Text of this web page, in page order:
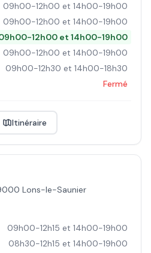
09h00-12h00 et 14h00-19h00
09h00-12h00 et 14h00-19h00
12h00 et 14h00-19h00
09h00-12h00 et 14h00-19h00
09h00-12h30 et 14h00-18h30
Fermé
Itinéraire
Lons-le-Saunier
09h00-12h15 et 14h00-19h00
08h30-12h15 et 14h00-19h00